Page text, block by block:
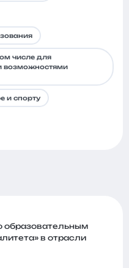
числе для
возможностями
и спорту
образовательным
в отрасли